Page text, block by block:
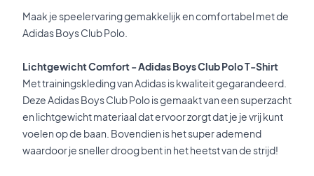
Maak je speelervaring gemakkelijk en comfortabel met de
Adidas Boys Club Polo.
Lichtgewicht Comfort - Adidas Boys Club Polo T-Shirt
Met trainingskleding van Adidas is kwaliteit gegarandeerd.
Deze Adidas Boys Club Polo is gemaakt van een superzacht
en lichtgewicht materiaal dat ervoor zorgt dat je je vrij kunt
voelen op de baan. Bovendien is het super ademend
waardoor je sneller droog bent in het heetst van de strijd!